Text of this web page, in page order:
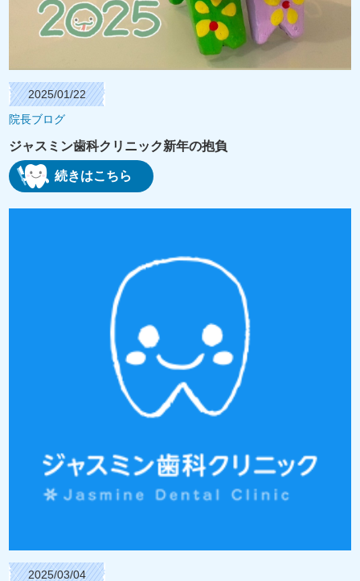
2025/01/22
院長ブログ
ジャスミン歯科クリニック新年の抱負
続きはこちら
2025/03/04